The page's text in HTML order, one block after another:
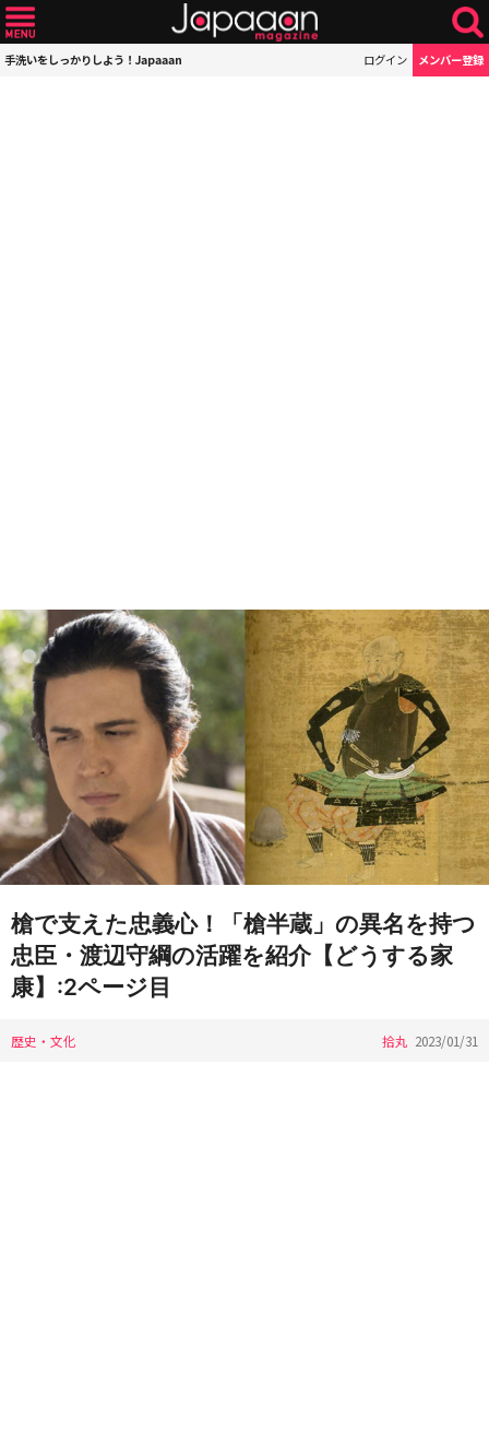
手洗いをしっかりしよう！Japaaan ログイン メンバー登録
槍で支えた忠義心！「槍半蔵」の異名を持つ
忠臣・渡辺守綱の活躍を紹介【どうする家
康】:2ページ目
歴史・文化 拾丸 2023/01/31